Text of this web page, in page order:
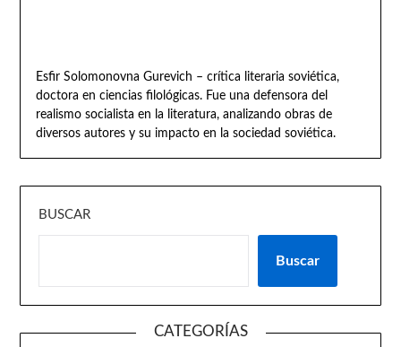
Esfir Solomonovna Gurevich – crítica literaria soviética,
doctora en ciencias filológicas. Fue una defensora del
realismo socialista en la literatura, analizando obras de
diversos autores y su impacto en la sociedad soviética.
BUSCAR
Buscar
CATEGORÍAS